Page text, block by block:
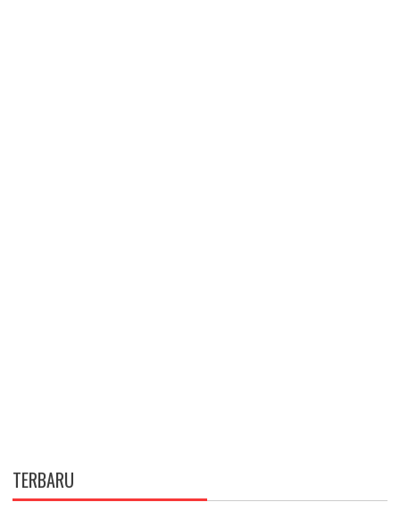
TERBARU